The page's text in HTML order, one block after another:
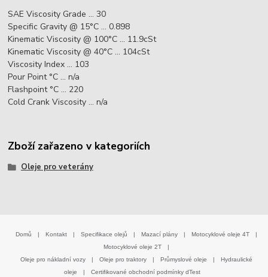
SAE Viscosity Grade ... 30
Specific Gravity @ 15°C ... 0.898
Kinematic Viscosity @ 100°C ... 11.9cSt
Kinematic Viscosity @ 40°C ... 104cSt
Viscosity Index ... 103
Pour Point °C ... n/a
Flashpoint °C ... 220
Cold Crank Viscosity ... n/a
Zboží zařazeno v kategoriích
Oleje pro veterány
Domů | Kontakt | Specifikace olejů | Mazací plány | Motocyklové oleje 4T
|
Motocyklové oleje 2T
|
Oleje pro nákladní vozy
| Oleje pro traktory | Průmyslové oleje |
Hydraulické
oleje
| Certifikované obchodní podmínky dTest